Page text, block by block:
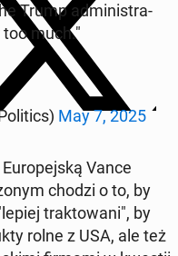
Trump ad­mi­ni­stra­
much."
May 7, 2025
Vance
chodzi o to, by
trak­to­wa­ni", by
rolne z USA, ale też